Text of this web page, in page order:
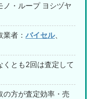
ノ・ループ ヨシヅヤ
者： バイセル、
とも2回は査定して
の方が査定効率・売